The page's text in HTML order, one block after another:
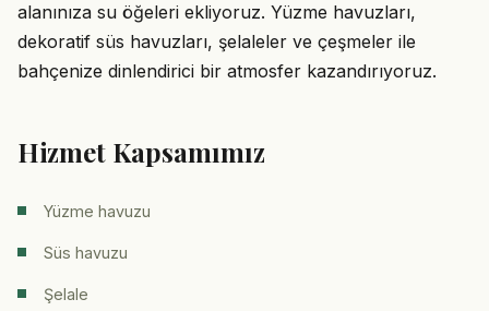
alanınıza su öğeleri ekliyoruz. Yüzme havuzları,
dekoratif süs havuzları, şelaleler ve çeşmeler ile
bahçenize dinlendirici bir atmosfer kazandırıyoruz.
Hizmet Kapsamımız
Yüzme havuzu
Süs havuzu
Şelale